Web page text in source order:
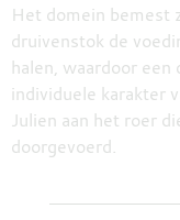
MEER
Het domein bemest
druivenstok de
halen, waardoor
individuele karakter
Julien aan het roer
doorgevoerd.